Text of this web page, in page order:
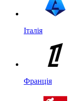
Італія
Франція